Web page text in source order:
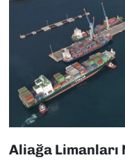
Aliağa